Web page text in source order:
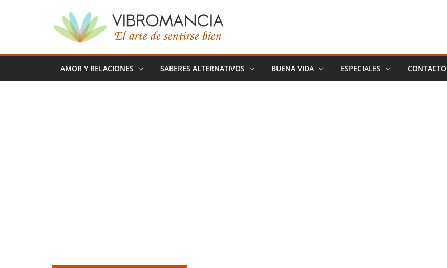
AMOR Y RELACIONES SABERES ALTERNATIVOS BUENA VIDA ESPECIALES CONTACTO